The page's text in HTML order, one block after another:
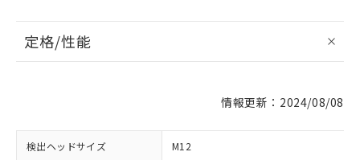
定格/性能
情報更新：2024/08/08
検出ヘッドサイズ M12